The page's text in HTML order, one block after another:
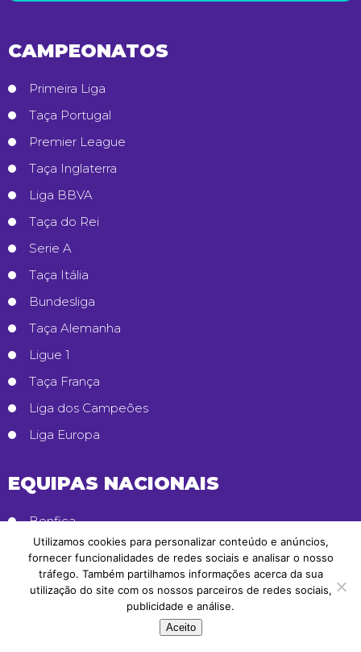
CAMPEONATOS
Primeira Liga
Taça Portugal
Premier League
Taça Inglaterra
Liga BBVA
Taça do Rei
Serie A
Taça Itália
Bundesliga
Taça Alemanha
Ligue 1
Taça França
Liga dos Campeões
Liga Europa
EQUIPAS NACIONAIS
Benfica
FC Porto
Sporting CP
SC Braga
Utilizamos cookies para personalizar conteúdo e anúncios,
fornecer funcionalidades de redes sociais e analisar o nosso
tráfego. Também partilhamos informações acerca da sua
utilização do site com os nossos parceiros de redes sociais,
publicidade e análise.
Aceito